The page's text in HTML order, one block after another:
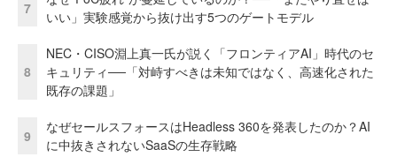
7
いい」実験感覚から抜け出す5つのゲートモデル
8
NEC・CISO淵上真一氏が説く「フロンティアAI」時代のセ
キュリティ──「対峙すべきは未知ではなく、高速化された
既存の課題」
9
なぜセールスフォースはHeadless 360を発表したのか？AI
に中抜きされないSaaSの生存戦略